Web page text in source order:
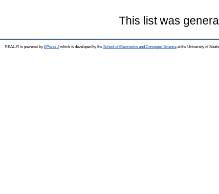
This list was
REAL-R is powered by EPrints 3which is developed by the School of Electronics and Computer Science at the University of